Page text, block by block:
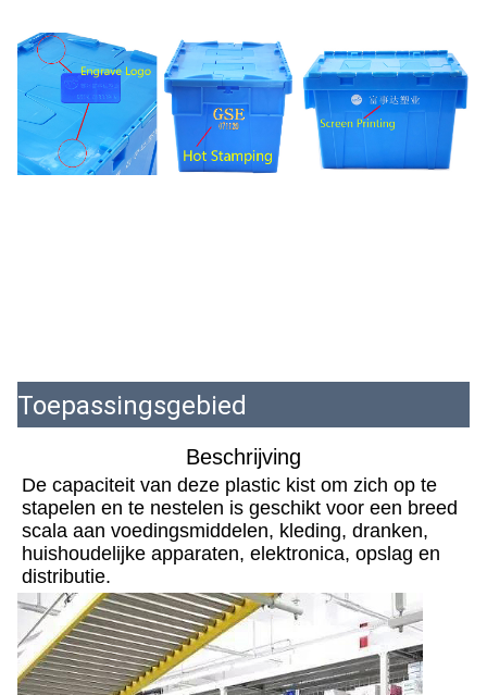
Toepassingsgebied
Beschrijving
De capaciteit van deze plastic kist om zich op te
stapelen en te nestelen is geschikt voor een breed
scala aan voedingsmiddelen, kleding, dranken,
huishoudelijke apparaten, elektronica, opslag en
distributie.